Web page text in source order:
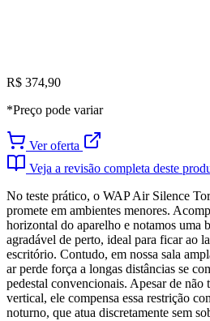
R$ 374,90
*Preço pode variar
Ver oferta
Veja a revisão completa deste
No teste prático, o WAP Air Silence
promete em ambientes menores.
horizontal do aparelho e notamos uma
agradável de perto, ideal para ficar ao
escritório. Contudo, em nossa sala
ar perde força a longas distâncias se
pedestal convencionais. Apesar de não
vertical, ele compensa essa restrição
noturno, que atua discretamente sem